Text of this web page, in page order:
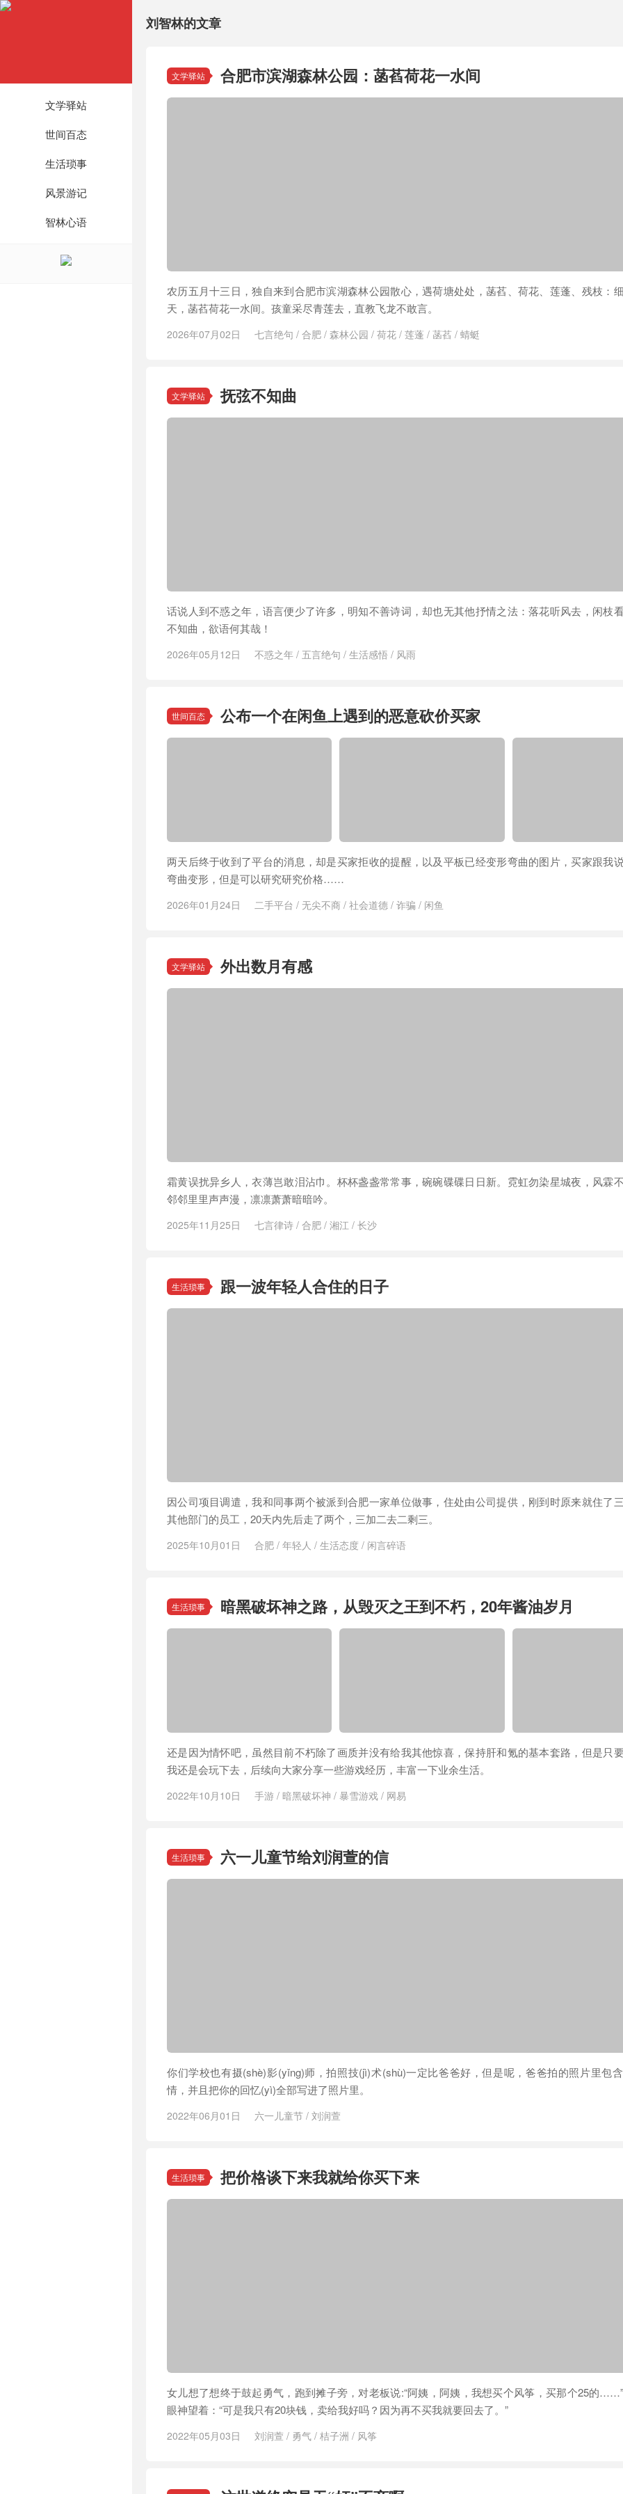
文学驿站
世间百态
生活琐事
风景游记
智林心语
刘智林的文章
文学驿站 合肥市滨湖森林公园：菡萏荷花一水间
农历五月十三日，独自来到合肥市滨湖森林公园散心，遇荷塘处处，菡萏、荷花、莲蓬、残枝：
天，菡萏荷花一水间。孩童采尽青莲去，直教飞龙不敢言。
2026年07月02日 七言绝句 / 合肥 / 森林公园 / 荷花 / 莲蓬 / 菡萏 / 蜻蜓
文学驿站 抚弦不知曲
话说人到不惑之年，语言便少了许多，明知不善诗词，却也无其他抒情之法：落花听风去，闲枝
不知曲，欲语何其哉！
2026年05月12日 不惑之年 / 五言绝句 / 生活感悟 / 风雨
世间百态 公布一个在闲鱼上遇到的恶意砍价买家
两天后终于收到了平台的消息，却是买家拒收的提醒，以及平板已经变形弯曲的图片，买家跟我
弯曲变形，但是可以研究研究价格……
2026年01月24日 二手平台 / 无尖不商 / 社会道德 / 诈骗 / 闲鱼
文学驿站 外出数月有感
霜黄误扰异乡人，衣薄岂敢泪沾巾。杯杯盏盏常常事，碗碗碟碟日日新。霓虹勿染星城夜，风霖不
邻邻里里声声漫，凛凛萧萧暗暗吟。
2025年11月25日 七言律诗 / 合肥 / 湘江 / 长沙
生活琐事 跟一波年轻人合住的日子
因公司项目调遣，我和同事两个被派到合肥一家单位做事，住处由公司提供，刚到时原来就住了
其他部门的员工，20天内先后走了两个，三加二去二剩三。
2025年10月01日 合肥 / 年轻人 / 生活态度 / 闲言碎语
生活琐事 暗黑破坏神之路，从毁灭之王到不朽，20年酱油岁月
还是因为情怀吧，虽然目前不朽除了画质并没有给我其他惊喜，保持肝和氪的基本套路，但是只
我还是会玩下去，后续向大家分享一些游戏经历，丰富一下业余生活。
2022年10月10日 手游 / 暗黑破坏神 / 暴雪游戏 / 网易
生活琐事 六一儿童节给刘润萱的信
你们学校也有摄(shè)影(yǐng)师，拍照技(jì)术(shù)一定比爸爸好，但是呢，爸爸拍的照片里包
情，并且把你的回忆(yì)全部写进了照片里。
2022年06月01日 六一儿童节 / 刘润萱
生活琐事 把价格谈下来我就给你买下来
女儿想了想终于鼓起勇气，跑到摊子旁，对老板说:“阿姨，阿姨，我想买个风筝，买那个25的
眼神望着：“可是我只有20块钱，卖给我好吗？因为再不买我就要回去了。”
2022年05月03日 刘润萱 / 勇气 / 桔子洲 / 风筝